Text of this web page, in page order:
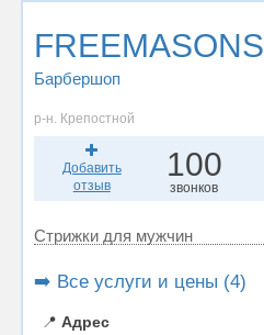
FREEMASONS
Барбершоп
р-н. Крепостной
Добавить
отзыв
100
звонков
Стрижки для мужчин
➡️ Все услуги и цены (4)
📍 Адрес